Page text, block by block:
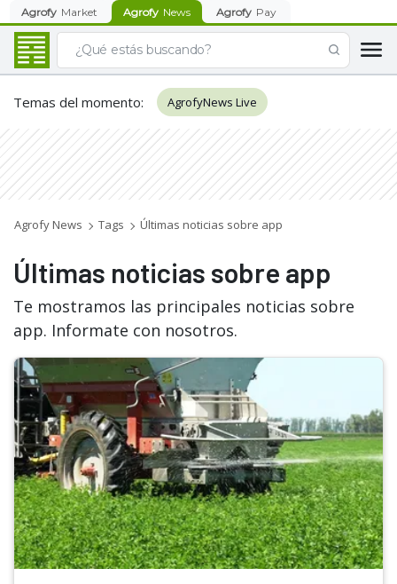
Agrofy Market Agrofy News Agrofy Pay
Temas del momento: AgrofyNews Live
Agrofy News Tags Últimas noticias sobre app
Últimas noticias sobre app
Te mostramos las principales noticias sobre
app. Informate con nosotros.